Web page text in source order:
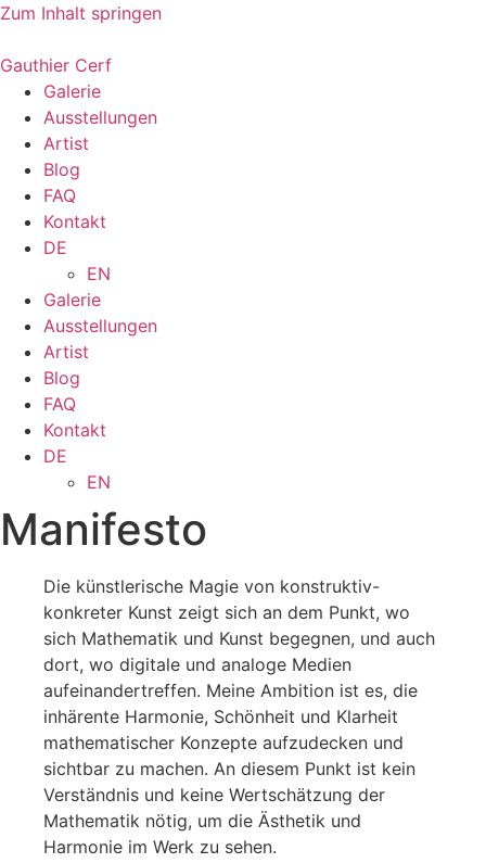
Zum Inhalt springen
Gauthier Cerf
Galerie
Ausstellungen
Artist
Blog
FAQ
Kontakt
DE
EN
Galerie
Ausstellungen
Artist
Blog
FAQ
Kontakt
DE
EN
Manifesto
Die künstlerische Magie von konstruktiv-
konkreter Kunst zeigt sich an dem Punkt, wo
sich Mathematik und Kunst begegnen, und auch
dort, wo digitale und analoge Medien
aufeinandertreffen. Meine Ambition ist es, die
inhärente Harmonie, Schönheit und Klarheit
mathematischer Konzepte aufzudecken und
sichtbar zu machen. An diesem Punkt ist kein
Verständnis und keine Wertschätzung der
Mathematik nötig, um die Ästhetik und
Harmonie im Werk zu sehen.